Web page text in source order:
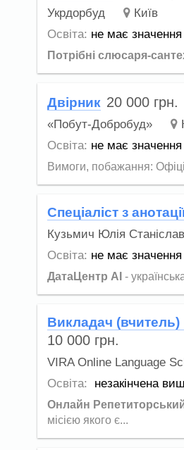
Укрдорбуд
Київ
Освіта: не має значення
Потрібні слюсаря-
Двірник 20 000 грн.
«Побут-Добробуд»
Освіта: не має значення
Вимоги, побажання:
Спеціаліст з
Кузьмич Юлія
Освіта: не має значення
ДатаЦентр AI -
Викладач (вчитель)
10 000 грн.
VIRA Online Language
Освіта:
незакінчена
Онлайн
місією якого є...